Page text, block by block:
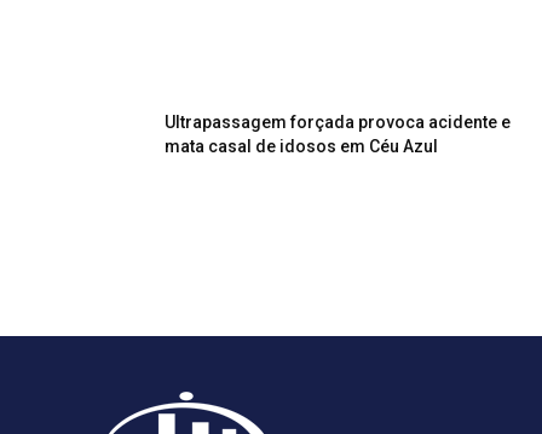
Ultrapassagem forçada provoca acidente e
mata casal de idosos em Céu Azul